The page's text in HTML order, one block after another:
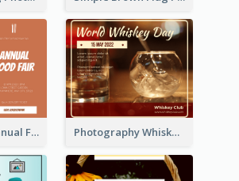
Food Photo Annual Food Fair Invitation Facebook Post Photography Whiskey Day Facebook Post With Details